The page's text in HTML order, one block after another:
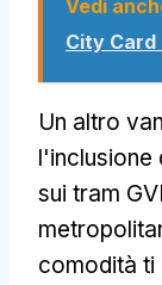
Vedi
City Card
Un altro
l'inclusione
sui tram
comodità ti